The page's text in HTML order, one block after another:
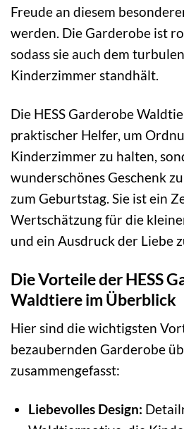
Freude an diesem
werden. Die Garderobe ist
sodass sie auch dem
Kinderzimmer standhält.
Die HESS Garderobe
praktischer Helfer, um
Kinderzimmer zu halten,
wunderschönes Geschenk
zum Geburtstag. Sie ist ein
Wertschätzung für die
und ein Ausdruck der Liebe
Die Vorteile der HESS
Waldtiere im Überblick
Hier sind die wichtigsten
bezaubernden Garderobe
zusammengefasst:
Liebevolles Design: